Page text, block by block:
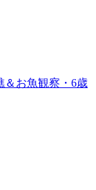
お魚観察・6歳